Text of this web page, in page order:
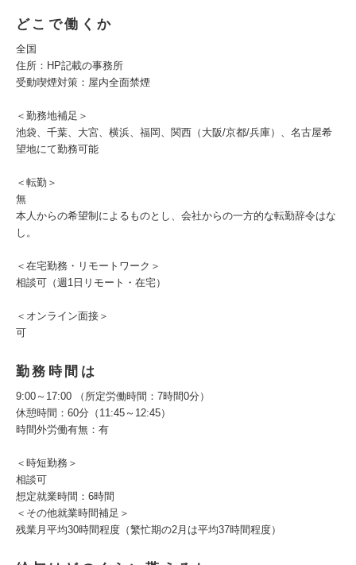
どこで働くか
全国
住所：HP記載の事務所
受動喫煙対策：屋内全面禁煙
＜勤務地補足＞
池袋、千葉、大宮、横浜、福岡、関西（大阪/京都/兵庫）、名古屋希
望地にて勤務可能
＜転勤＞
無
本人からの希望制によるものとし、会社からの一方的な転勤辞令はな
し。
＜在宅勤務・リモートワーク＞
相談可（週1日リモート・在宅）
＜オンライン面接＞
可
勤務時間は
9:00～17:00 （所定労働時間：7時間0分）
休憩時間：60分（11:45～12:45）
時間外労働有無：有
＜時短勤務＞
相談可
想定就業時間：6時間
＜その他就業時間補足＞
残業月平均30時間程度（繁忙期の2月は平均37時間程度）